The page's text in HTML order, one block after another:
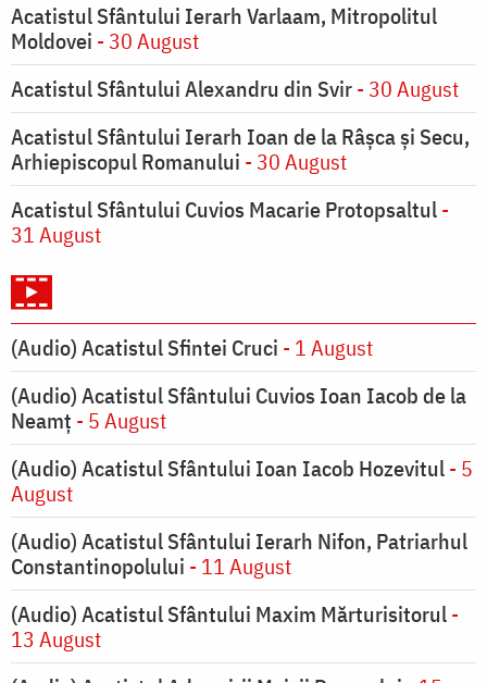
Acatistul Sfântului Ierarh Varlaam, Mitropolitul
Moldovei - 30 August
Acatistul Sfântului Alexandru din Svir- 30 August
Acatistul Sfântului Ierarh Ioan de la Râşca şi Secu,
Arhiepiscopul Romanului - 30 August
Acatistul Sfântului Cuvios Macarie Protopsaltul-
31 August
(Audio) Acatistul Sfintei Cruci - 1 August
(Audio) Acatistul Sfântului Cuvios Ioan Iacob de la
Neamț - 5 August
(Audio) Acatistul Sfântului Ioan Iacob Hozevitul- 5
August
(Audio) Acatistul Sfântului Ierarh Nifon, Patriarhul
Constantinopolului - 11 August
(Audio) Acatistul Sfântului Maxim Mărturisitorul-
13 August